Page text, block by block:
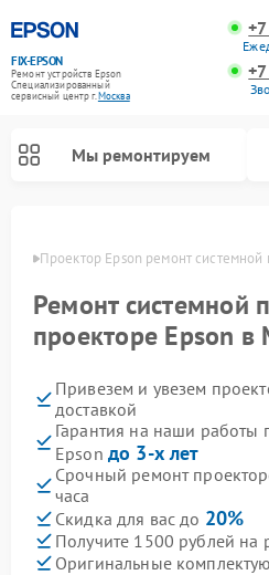
FIX-EPSON
Ремонт устройств Epson
Специализированный
cервисный центр г.Москва
Мы ремонтируем
Проектор Epson ремонт системной
Ремонт системной
проекторе Epson в
Привезем и увезем
доставкой
Гарантия на наши работы
Epson до 3-х лет
Срочный ремонт
часа
Скидка для вас до 20%
Получите 1500 рублей на
Оригинальные